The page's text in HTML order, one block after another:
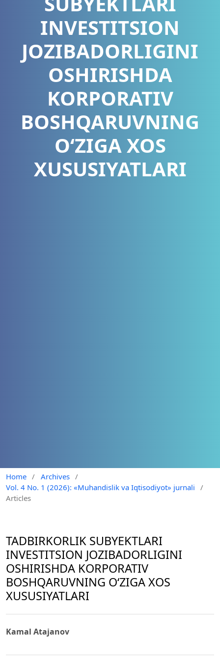
INVESTITSION
JOZIBADORLIGINI
OSHIRISHDA
KORPORATIV
BOSHQARUVNING
O‘ZIGA XOS
XUSUSIYATLARI
Home / Archives /
Vol. 4 No. 1 (2026): «Muhandislik va Iqtisodiyot» jurnali
/
Articles
TADBIRKORLIK SUBYEKTLARI
INVESTITSION JOZIBADORLIGINI
OSHIRISHDA KORPORATIV
BOSHQARUVNING O‘ZIGA XOS
XUSUSIYATLARI
Kamal Atajanov